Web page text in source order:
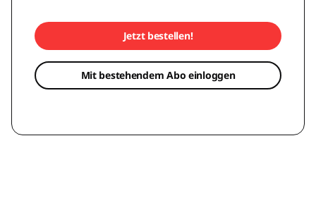
Jetzt bestellen!
Mit bestehendem Abo einloggen